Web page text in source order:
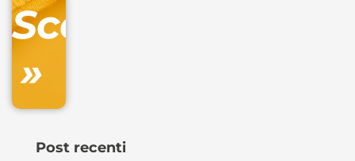
Scopri
»
Post recenti